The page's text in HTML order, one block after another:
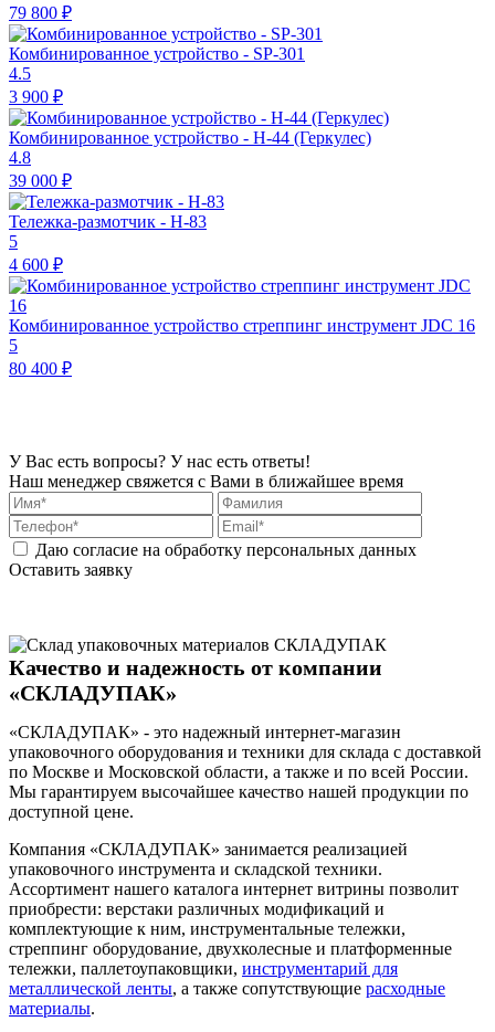
79 800 ₽
Комбинированное устройство - SP-301
4.5
3 900 ₽
Комбинированное устройство - H-44 (Геркулес)
4.8
39 000 ₽
Тележка-размотчик - H-83
5
4 600 ₽
Комбинированное устройство стреппинг инструмент JDC 16
5
80 400 ₽
У Вас есть вопросы? У нас есть ответы!
Наш менеджер свяжется с Вами в ближайшее время
Даю согласие на обработку персональных данных
Оставить заявку
Качество и надежность от компании
«СКЛАДУПАК»
«СКЛАДУПАК» - это надежный интернет-магазин
упаковочного оборудования и техники для склада с доставкой
по Москве и Московской области, а также и по всей России.
Мы гарантируем высочайшее качество нашей продукции по
доступной цене.
Компания «СКЛАДУПАК» занимается реализацией
упаковочного инструмента и складской техники.
Ассортимент нашего каталога интернет витрины позволит
приобрести: верстаки различных модификаций и
комплектующие к ним, инструментальные тележки,
стреппинг оборудование, двухколесные и платформенные
тележки, паллетоупаковщики, инструментарий для
металлической ленты, а также сопутствующие расходные
материалы.